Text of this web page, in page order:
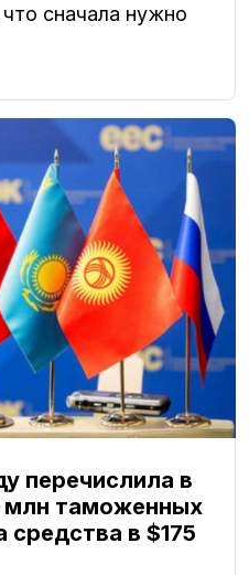
сначала нужно
перечислила в
таможенных
в $175